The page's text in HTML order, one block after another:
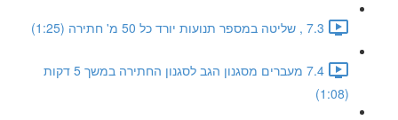
7.3 , שליטה במספר תנועות יורד כל 50 מ' חתירה (1:25)
7.4 מעברים מסגנון הגב לסגנון החתירה במשך 5 דקות
(1:08)